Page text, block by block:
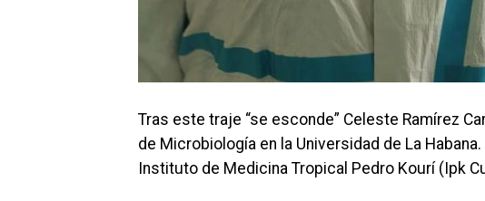
Tras este traje “se esconde” Celeste Ramírez
de Microbiología en la Universidad de La
Instituto de Medicina Tropical Pedro Kourí (Ipk